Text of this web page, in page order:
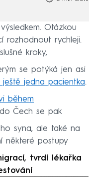
Otázkou
rozhodnout rychleji.
kroky,
se potýká jen asi
ještě jedna pacientka.
během
Čech se pak
syna, ale také na
některé postupy
tvrdí lékařka